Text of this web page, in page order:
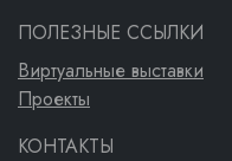
ПОЛЕЗНЫЕ ССЫЛКИ
Виртуальные выставки
Проекты
КОНТАКТЫ